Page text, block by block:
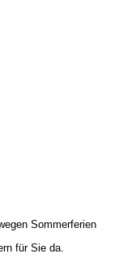
Sommerferien
für Sie da.